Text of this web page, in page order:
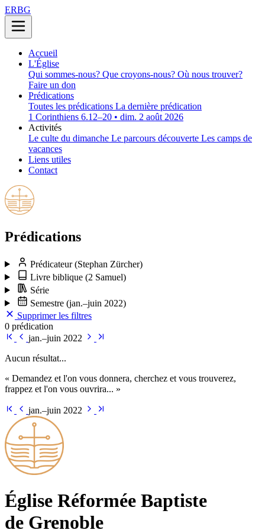
ERBG
Accueil
L'Église
Qui sommes-nous? Que croyons-nous? Où nous trouver?
Faire un don
Prédications
Toutes les prédications La dernière prédication
1 Corinthiens 6.12–20 • dim. 2 août 2026
Activités
Le culte du dimanche Le parcours découverte Les camps de
vacances
Liens utiles
Contact
Prédications
Prédicateur(Stephan Zürcher)
Livre biblique (2 Samuel)
Série
Semestre (jan.–juin 2022)
Supprimer les filtres
0 prédication
jan.–juin 2022
Aucun résultat...
« Demandez et l'on vous donnera, cherchez et vous trouverez,
frappez et l'on vous ouvrira... »
jan.–juin 2022
Église Ré­for­mée Bap­tiste
de Grenoble